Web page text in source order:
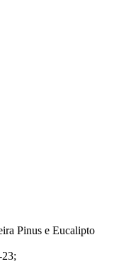
Pinus e Eucalipto
23;